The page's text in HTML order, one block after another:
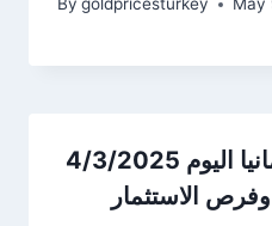
أسعار الذهب في ألمانيا اليوم 4/3/2025
الاستثمار